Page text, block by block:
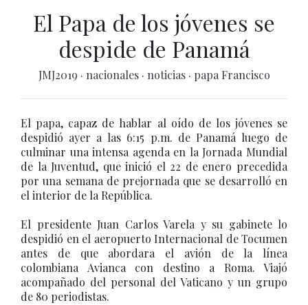
El Papa de los jóvenes se
despide de Panamá
JMJ2019 · nacionales · noticias · papa Francisco
El papa, capaz de hablar al oído de los jóvenes se
despidió ayer a las 6:15 p.m. de Panamá luego de
culminar una intensa agenda en la Jornada Mundial
de la Juventud, que inició el 22 de enero precedida
por una semana de prejornada que se desarrolló en
el interior de la República.
El presidente Juan Carlos Varela y su gabinete lo
despidió en el aeropuerto Internacional de Tocumen
antes de que abordara el avión de la línea
colombiana Avianca con destino a Roma. Viajó
acompañado del personal del Vaticano y un grupo
de 80 periodistas.